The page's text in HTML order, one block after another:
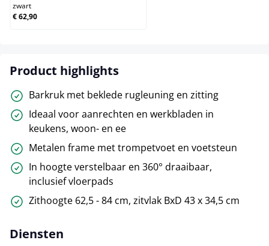
zwart
€ 62,90
Product highlights
Barkruk met beklede rugleuning en zitting
Ideaal voor aanrechten en werkbladen in
keukens, woon- en ee
Metalen frame met trompetvoet en voetsteun
In hoogte verstelbaar en 360° draaibaar,
inclusief vloerpads
Zithoogte 62,5 - 84 cm, zitvlak BxD 43 x 34,5 cm
Diensten